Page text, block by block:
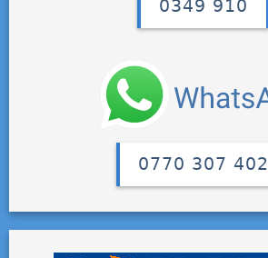
0349 910
0770 307 402